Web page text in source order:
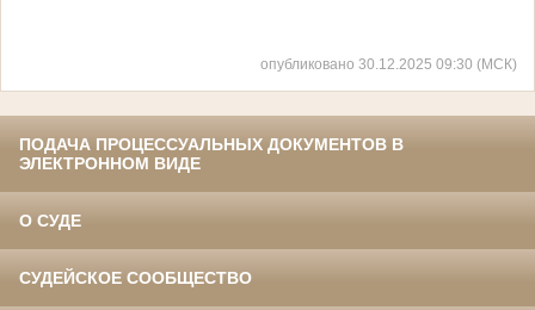
опубликовано 30.12.2025 09:30 (МСК)
ПОДАЧА ПРОЦЕССУАЛЬНЫХ ДОКУМЕНТОВ В
ЭЛЕКТРОННОМ ВИДЕ
О СУДЕ
СУДЕЙСКОЕ СООБЩЕСТВО